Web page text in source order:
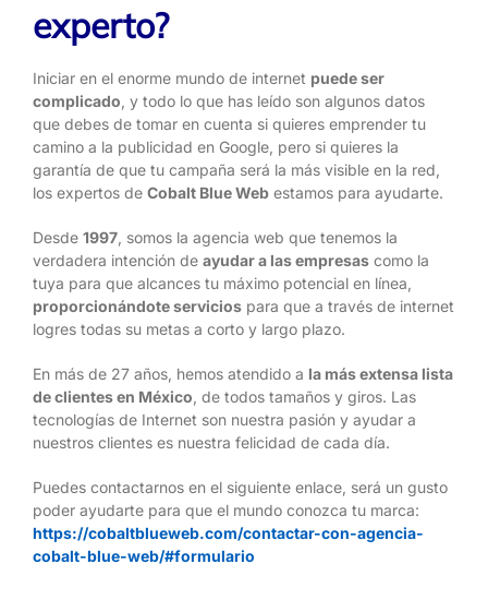
experto?
Iniciar en el enorme mundo de internet puede ser
complicado , y todo lo que has leído son algunos datos
que debes de tomar en cuenta si quieres emprender tu
camino a la publicidad en Google, pero si quieres la
garantía de que tu campaña será la más visible en la red,
los expertos de Cobalt Blue Web estamos para ayudarte.
Desde 1997 , somos la agencia web que tenemos la
verdadera intención de ayudar a las empresas como la
tuya para que alcances tu máximo potencial en línea,
proporcionándote servicios para que a través de internet
logres todas su metas a corto y largo plazo.
En más de 27 años, hemos atendido a la más extensa lista
de clientes en México , de todos tamaños y giros. Las
tecnologías de Internet son nuestra pasión y ayudar a
nuestros clientes es nuestra felicidad de cada día.
Puedes contactarnos en el siguiente enlace, será un gusto
poder ayudarte para que el mundo conozca tu marca:
https://cobaltblueweb.com/contactar-con-agencia-
cobalt-blue-web/#formulario